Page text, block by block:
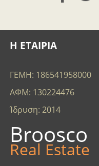
Η ΕΤΑΙΡΙΑ
ΓΕΜΗ: 186541958000
ΑΦΜ: 130224476
Ίδρυση: 2014
Broosco
Real Estate